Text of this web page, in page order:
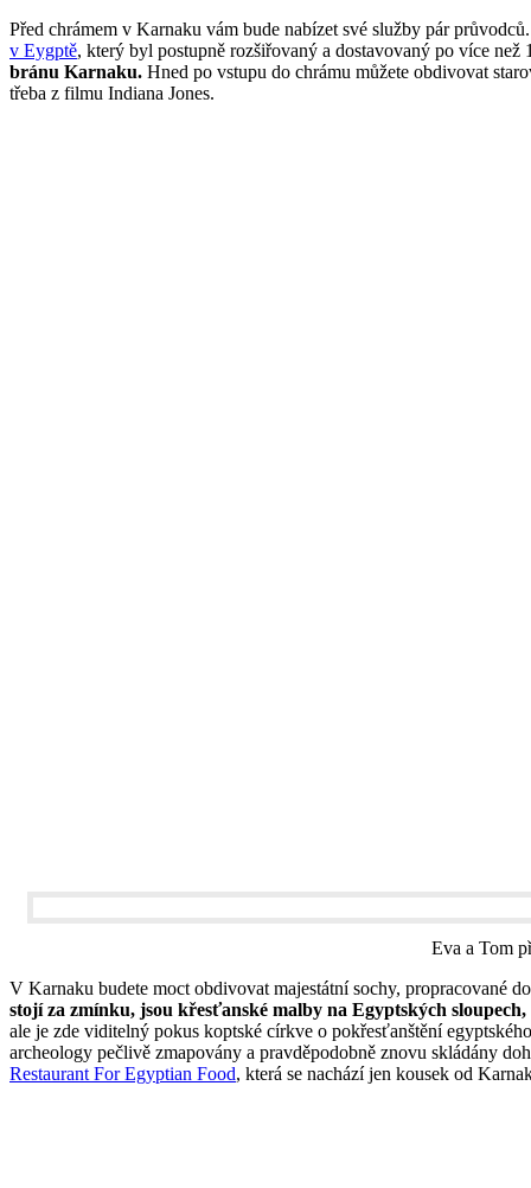
Před chrámem v Karnaku vám bude nabízet své služby pár
v Eygptě, který byl postupně rozšiřovaný a dostavovaný po více než
bránu Karnaku. Hned po vstupu do chrámu můžete obdivovat
třeba z filmu Indiana Jones.
Eva a Tom
V Karnaku budete moct obdivovat majestátní sochy, propracované
stojí za zmínku, jsou křesťanské malby na Egyptských
ale je zde viditelný pokus koptské církve o pokřesťanštění
archeology pečlivě zmapovány a pravděpodobně znovu skládány
Restaurant For Egyptian Food, která se nachází jen kousek od